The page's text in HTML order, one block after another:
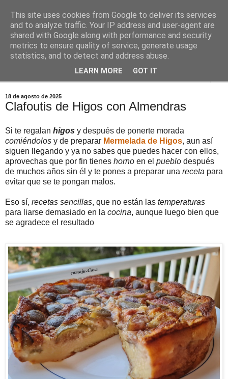
Comoju
La Cocina del Día a Día y el día a día de la Gastronomía
18 de agosto de 2025
Clafoutis de Higos con Almendras
Si te regalan higos y después de ponerte morada
comiéndolos y de preparar Mermelada de Higos, aun así
siguen llegando y ya no sabes que puedes hacer con ellos,
aprovechas que por fin tienes horno en el pueblo después
de muchos años sin él y te pones a preparar una receta para
evitar que se te pongan malos.
Eso sí, recetas sencillas, que no están las temperaturas
para liarse demasiado en la cocina, aunque luego bien que
se agradece el resultado
This site uses cookies from Google to deliver its services
and to analyze traffic. Your IP address and user-agent are
shared with Google along with performance and security
metrics to ensure quality of service, generate usage
statistics, and to detect and address abuse.
LEARN MORE GOT IT